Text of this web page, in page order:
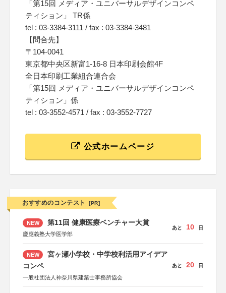
「第15回 メディア・ユニバーサルデザインコンペ
ティション」 TR係
tel : 03-3384-3111 / fax : 03-3384-3481
【問合先】
〒104-0041
東京都中央区新富1-16-8 日本印刷会館4F
全日本印刷工業組合連合会
「第15回 メディア・ユニバーサルデザインコンペ
ティション」係
tel : 03-3552-4571 / fax : 03-3552-7727
公式ホームページ
おすすめのコンテスト [PR]
NEW 第11回 健康医療ベンチャー大賞
慶應義塾大学医学部
あと 10 日
NEW
宮ヶ瀬小学校・中学校利活用アイデア
コンペ
一般社団法人神奈川県建築士事務所協会
あと 20 日